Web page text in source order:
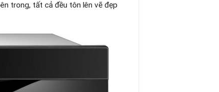
trong, tất cả đều tôn lên vẽ đẹp